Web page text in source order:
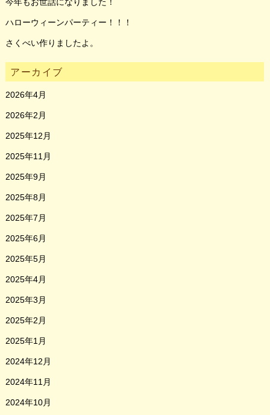
ハローウィーンパーティー！！！
さくべい作りましたよ。
アーカイブ
2026年4月
2026年2月
2025年12月
2025年11月
2025年9月
2025年8月
2025年7月
2025年6月
2025年5月
2025年4月
2025年3月
2025年2月
2025年1月
2024年12月
2024年11月
2024年10月